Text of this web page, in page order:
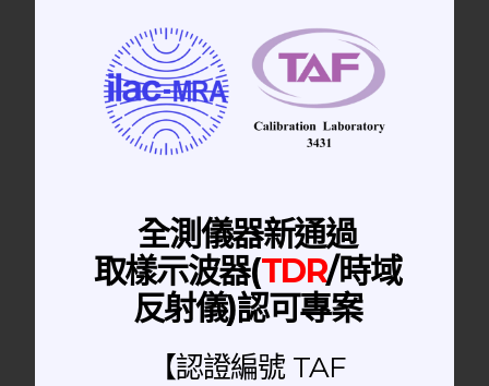
全測儀器新通過
取樣示波器(TDR/時域
反射儀)認可專案
【認證編號 TAF